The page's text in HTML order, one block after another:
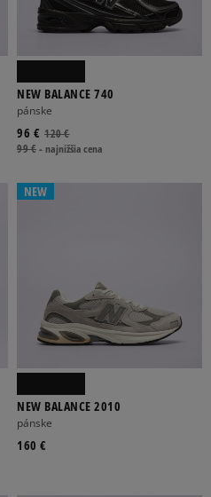
NEW BALANCE 740
pánske
120 €
96 €
99 €-najnižšia cena
NEW
NEW BALANCE 2010
pánske
160 €